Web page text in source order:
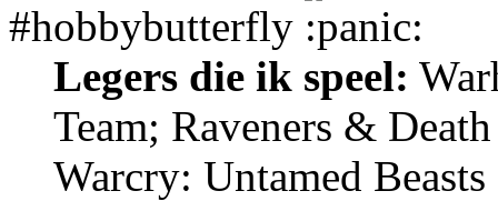
#hobbybutterfly
Legers die ik speel:
Team; Raveners &
Warcry: Untamed Beasts